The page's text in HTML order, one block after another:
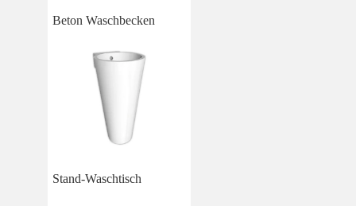
Beton Waschbecken
Stand-Waschtisch